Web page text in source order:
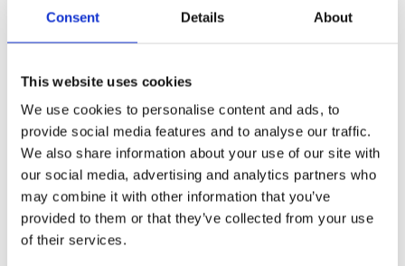
Consent Details About
This website uses cookies
We use cookies to personalise content and ads, to
provide social media features and to analyse our traffic.
We also share information about your use of our site with
our social media, advertising and analytics partners who
may combine it with other information that you’ve
provided to them or that they’ve collected from your use
of their services.
framtagen för spelare på högsta nivå – med
snabbhet, precision och rörelsefrihet i fokus.
MIZUNO ENERZY (FOAM):
och spänst. Bidrar till att förbättra din
prestationsförmåga.
Dura Shield:
Skyddar tån mot slitage och friktion
mot golvet.
DynamotionFit Bootie-konstruktion:Sömlös innersko
som omsluter foten för en bekväm, åtsittande